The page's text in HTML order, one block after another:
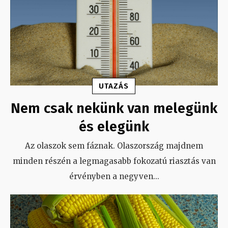
UTAZÁS
Nem csak nekünk van melegünk
és elegünk
Az olaszok sem fáznak. Olaszország majdnem
minden részén a legmagasabb fokozatú riasztás van
érvényben a negyven...